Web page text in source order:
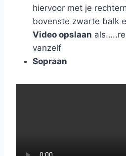
hiervoor met je
bovenste zwarte balk
Video opslaan
vanzelf
Sopraan